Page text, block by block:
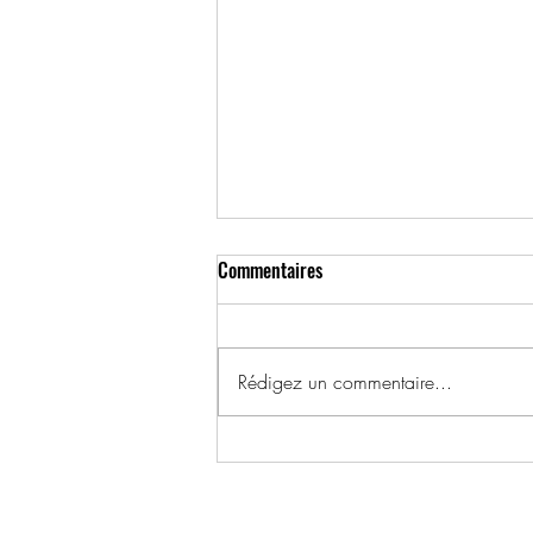
1992, 15 décembre – Marco
Commentaires
Rédigez un commentaire...